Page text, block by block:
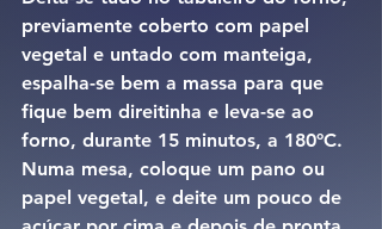
previamente coberto com papel
vegetal e untado com manteiga,
espalha-se bem a massa para que
fique bem direitinha e leva-se ao
forno, durante 15 minutos, a 180ºC.
Numa mesa, coloque um pano ou
papel vegetal, e deite um pouco de